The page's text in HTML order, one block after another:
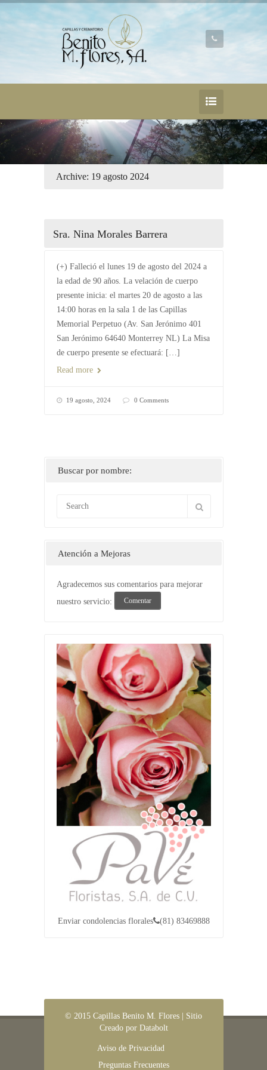
Archive: 19 agosto 2024
Sra. Nina Morales Barrera
(+) Falleció el lunes 19 de agosto del 2024 a
la edad de 90 años. La velación de cuerpo
presente inicia: el martes 20 de agosto a las
14:00 horas en la sala 1 de las Capillas
Memorial Perpetuo (Av. San Jerónimo 401
San Jerónimo 64640 Monterrey NL) La Misa
de cuerpo presente se efectuará: […]
Read more
19 agosto, 2024 0 Comments
Buscar por nombre:
Atención a Mejoras
Agradecemos sus comentarios para mejorar
nuestro servicio:
Comentar
Enviar condolencias florales (81) 83469888
© 2015 Capillas Benito M. Flores | Sitio
Creado por Databolt
Aviso de Privacidad
Preguntas Frecuentes